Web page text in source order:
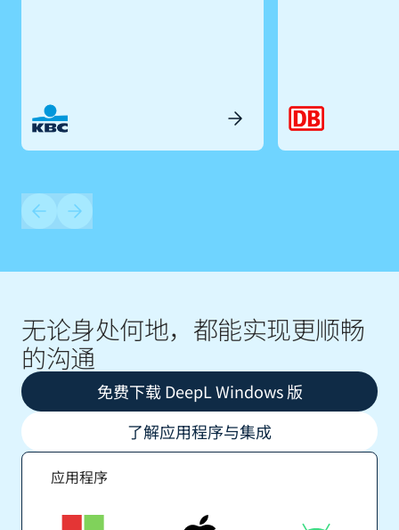
无论身处何地，都能实现更顺畅
的沟通
应用程序
免费下载 DeepL Windows 版
了解应用程序与集成